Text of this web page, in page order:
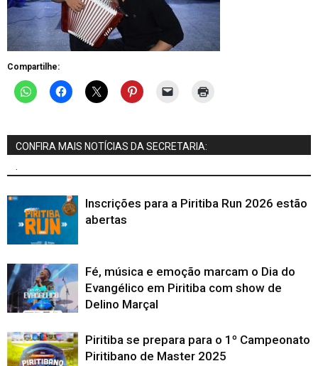
Compartilhe:
CONFIRA MAIS NOTÍCIAS DA SECRETARIA:
Inscrições para a Piritiba Run 2026 estão
abertas
Fé, música e emoção marcam o Dia do
Evangélico em Piritiba com show de
Delino Marçal
Piritiba se prepara para o 1º Campeonato
Piritibano de Master 2025